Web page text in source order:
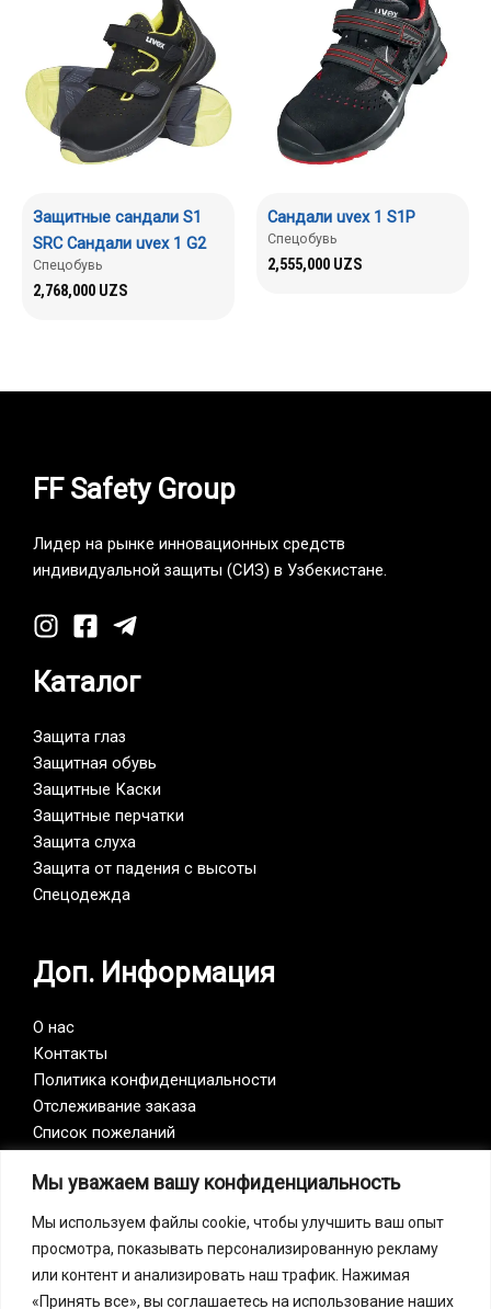
Мы уважаем вашу конфиденциальность
Мы используем файлы cookie, чтобы улучшить ваш опыт
просмотра, показывать персонализированную рекламу
или контент и анализировать наш трафик. Нажимая
«Принять все», вы соглашаетесь на использование наших
Защитные сандали S1
SRC Сандали uvex 1 G2
Спецобувь
2,768,000 UZS
Сандали uvex 1 S1P
Спецобувь
2,555,000 UZS
FF Safety Group
Лидер на рынке инновационных средств
индивидуальной защиты (СИЗ) в Узбекистане.
Каталог
Защита глаз
Защитная обувь
Защитные Каски
Защитные перчатки
Защита слуха
Защита от падения с высоты
Спецодежда
Доп. Информация
О нас
Контакты
Политика конфиденциальности
Отслеживание заказа
Список пожеланий
Vision Zero
Наша компания является участником инициативы
Vision Zero. Vision Zero — это качественно новый